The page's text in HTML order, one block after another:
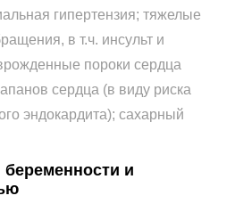
гипертензия; тяжелые
в т.ч. инсульт и
пороки сердца
сердца (в виду риска
эндокардита); сахарный
и